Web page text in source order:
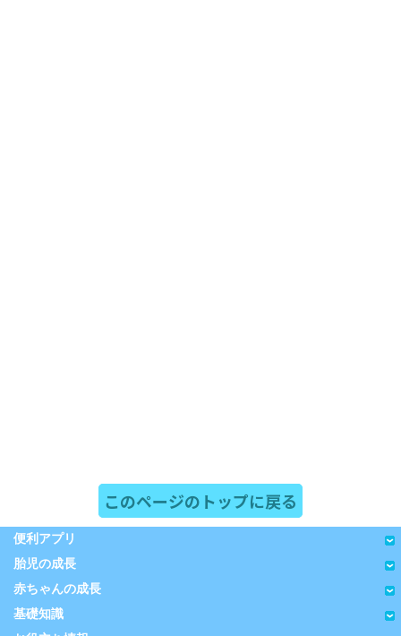
このページのトップに戻る
便利アプリ
胎児の成長
赤ちゃんの成長
基礎知識